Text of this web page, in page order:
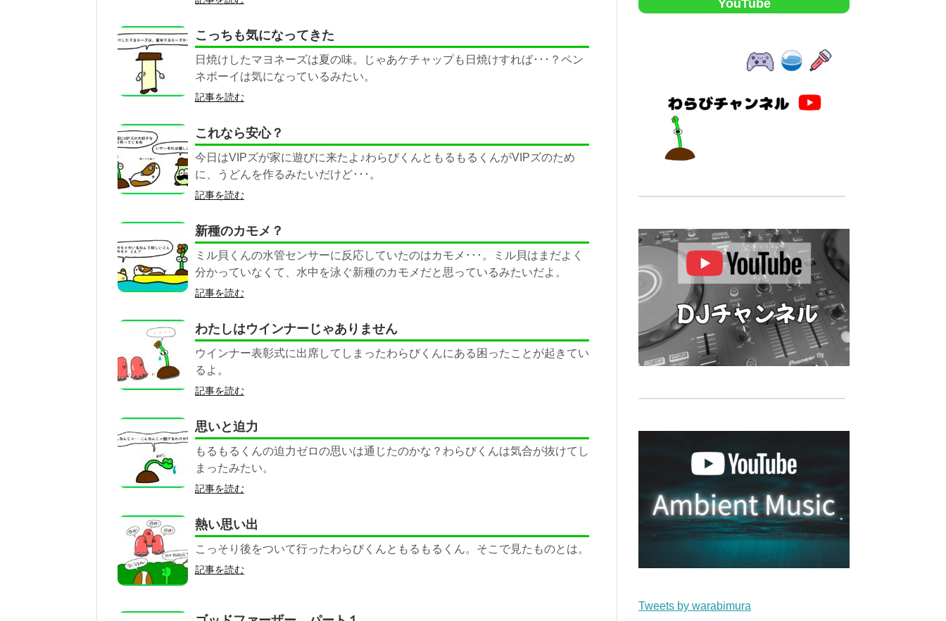
こっちも気になってきた
日焼けしたマヨネーズは夏の味。じゃあケチャップも日焼けすれば･･･？ペン
ネボーイは気になっているみたい。
記事を読む
これなら安心？
今日はVIPズが家に遊びに来たよ♪わらびくんともるもるくんがVIPズのため
に、うどんを作るみたいだけど･･･。
記事を読む
新種のカモメ？
ミル貝くんの水管センサーに反応していたのはカモメ･･･。ミル貝はまだよく
分かっていなくて、水中を泳ぐ新種のカモメだと思っているみたいだよ。
記事を読む
わたしはウインナーじゃありません
ウインナー表彰式に出席してしまったわらびくんにある困ったことが起きてい
るよ。
記事を読む
思いと迫力
もるもるくんの迫力ゼロの思いは通じたのかな？わらびくんは気合が抜けてし
まったみたい。
記事を読む
熱い思い出
こっそり後をついて行ったわらびくんともるもるくん。そこで見たものとは。
記事を読む
YouTube
Tweets by warabimura